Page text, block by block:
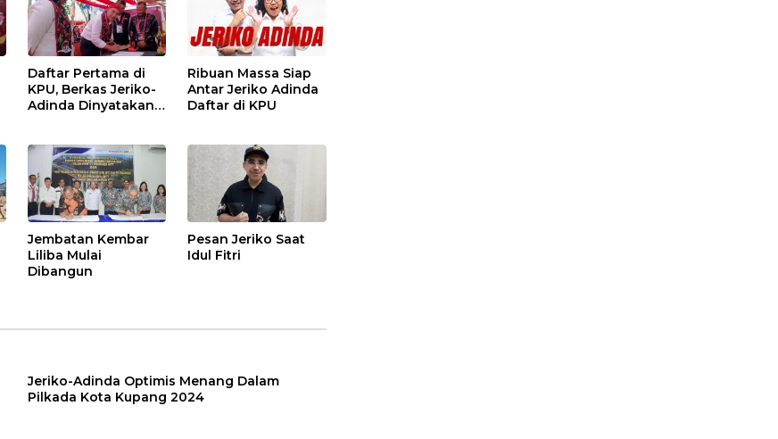
Daftar Pertama di
KPU, Berkas Jeriko-
Adinda Dinyatakan
Ribuan Massa Siap
Antar Jeriko Adinda
Daftar di KPU
Jembatan Kembar
Liliba Mulai
Dibangun
Pesan Jeriko Saat
Idul Fitri
Jeriko-Adinda Optimis Menang Dalam
Pilkada Kota Kupang 2024